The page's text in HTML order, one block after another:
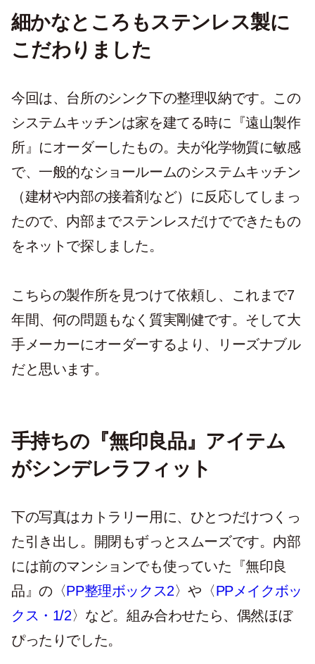
細かなところもステンレス製に
こだわりました
今回は、台所のシンク下の整理収納です。この
システムキッチンは家を建てる時に『遠山製作
所』にオーダーしたもの。夫が化学物質に敏感
で、一般的なショールームのシステムキッチン
（建材や内部の接着剤など）に反応してしまっ
たので、内部までステンレスだけでできたもの
をネットで探しました。
こちらの製作所を見つけて依頼し、これまで7
年間、何の問題もなく質実剛健です。そして大
手メーカーにオーダーするより、リーズナブル
だと思います。
手持ちの『無印良品』アイテム
がシンデレラフィット
下の写真はカトラリー用に、ひとつだけつくっ
た引き出し。開閉もずっとスムーズです。内部
には前のマンションでも使っていた『無印良
品』の〈PP整理ボックス2〉や〈PPメイクボッ
クス・1/2〉など。組み合わせたら、偶然ほぼ
ぴったりでした。